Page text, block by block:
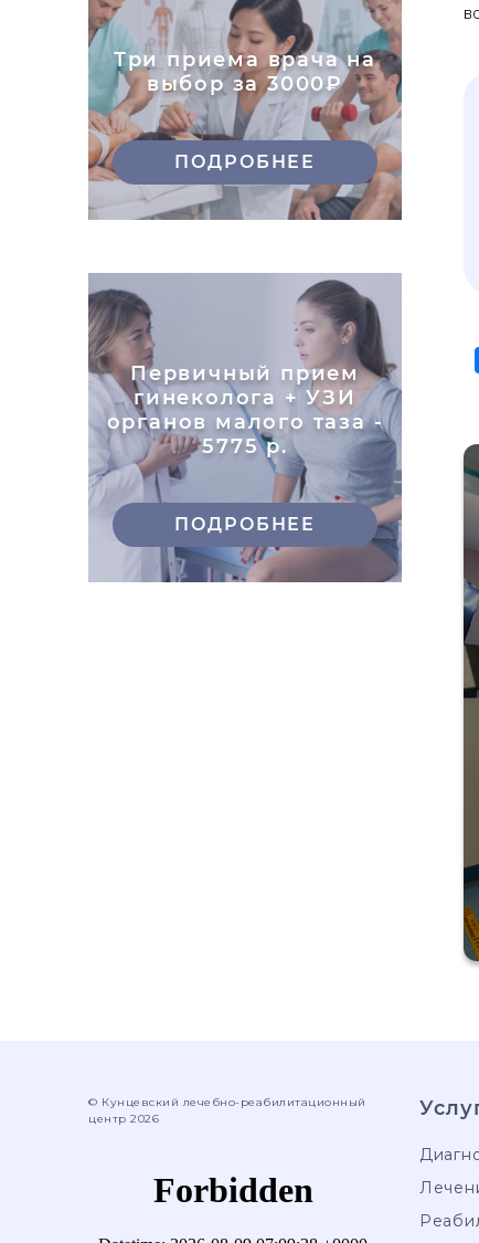
Три приема врача на
выбор за 3000₽
ПОДРОБНЕЕ
Первичный прием
гинеколога + УЗИ
органов малого таза -
5775 р.
ПОДРОБНЕЕ
© Кунцевский лечебно-реабилитационный
центр 2026